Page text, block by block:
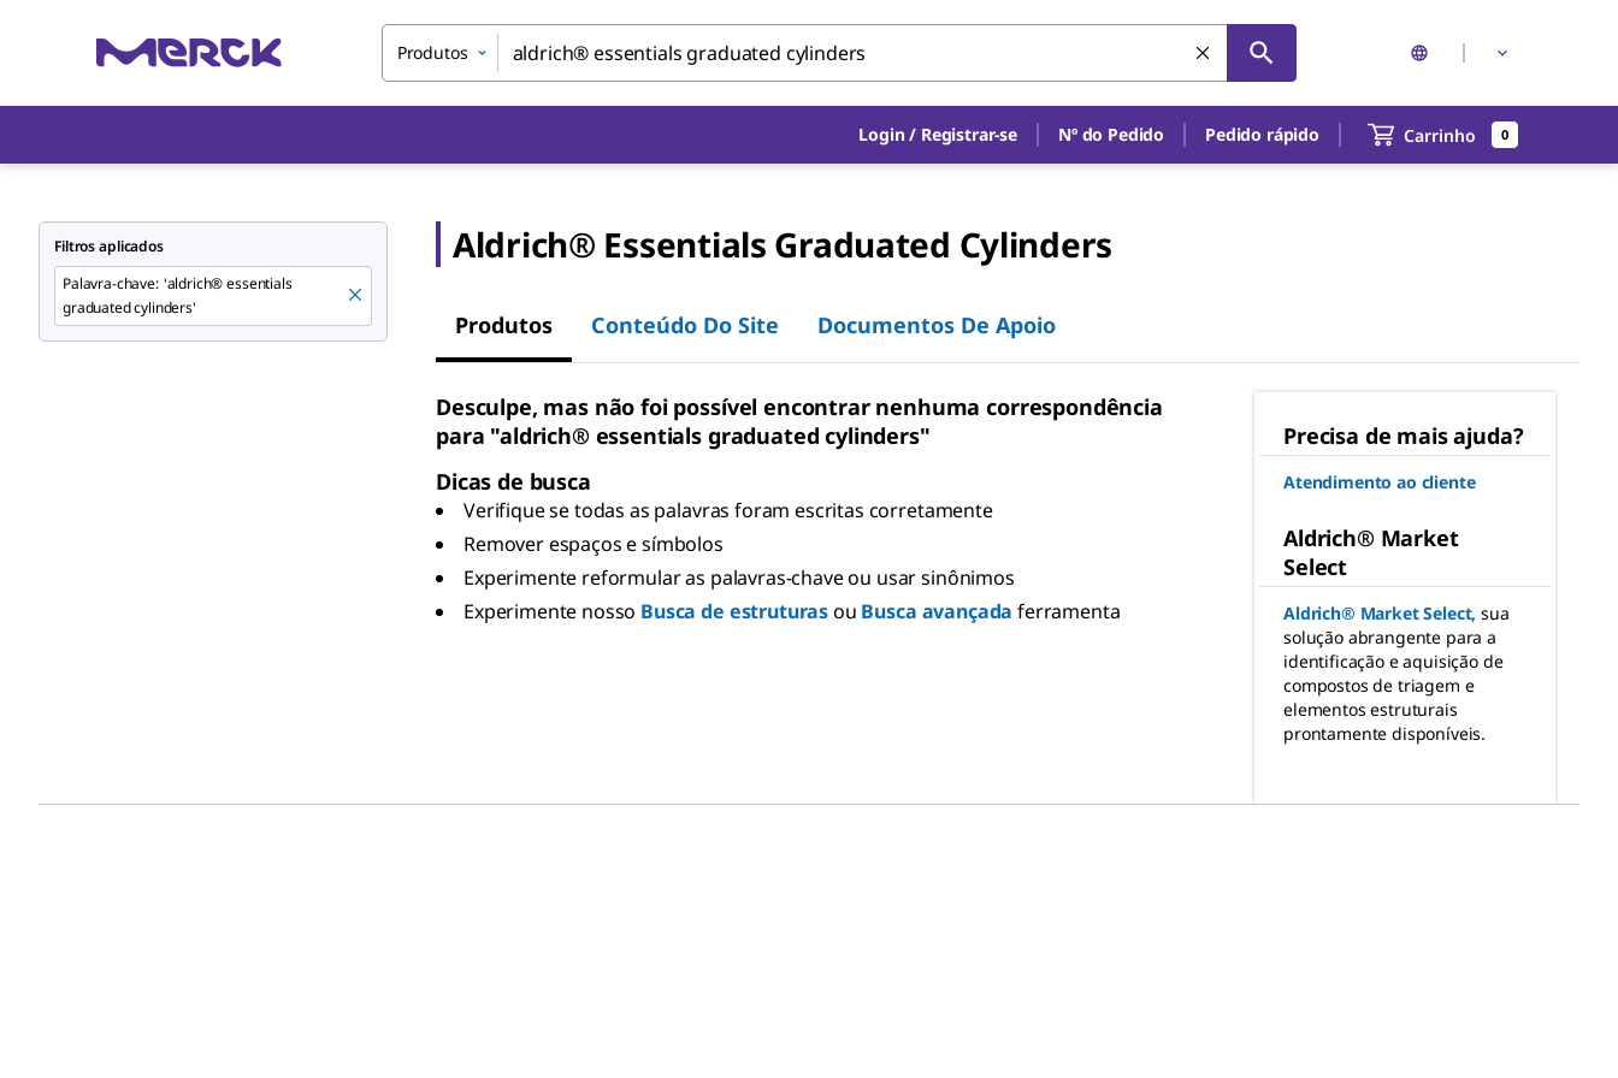
Produtos
Login / Registrar-se Nº do Pedido Pedido rápido Carrinho 0
Filtros aplicados
Palavra-chave: 'aldrich® essentials
graduated cylinders'
Aldrich® Essentials Graduated Cylinders
Produtos Conteúdo Do Site Documentos De Apoio
Desculpe, mas não foi possível encontrar nenhuma correspondência
para "aldrich® essentials graduated cylinders"
Dicas de busca
Verifique se todas as palavras foram escritas corretamente
Remover espaços e símbolos
Experimente reformular as palavras-chave ou usar sinônimos
Experimente nosso Busca de estruturasou Busca avançada ferramenta
Precisa de mais ajuda?
Atendimento ao cliente
Aldrich® Market
Select
Aldrich® Market Select, sua
solução abrangente para a
identificação e aquisição de
compostos de triagem e
elementos estruturais
prontamente disponíveis.